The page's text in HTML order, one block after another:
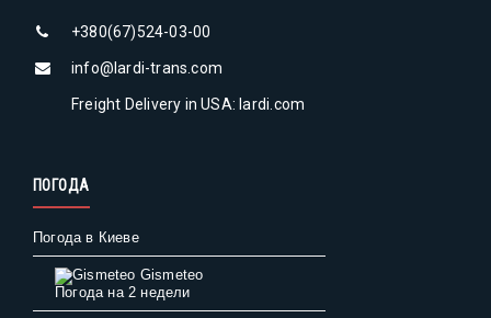
+380(67)524-03-00
info@lardi-trans.com
Freight Delivery in USA: lardi.com
ПОГОДА
Погода в Киеве
Gismeteo
Погода на 2 недели